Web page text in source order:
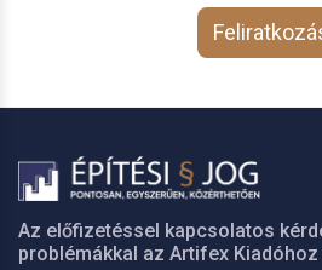
Az előfizetéssel kapcsolatos
problémákkal az Artifex